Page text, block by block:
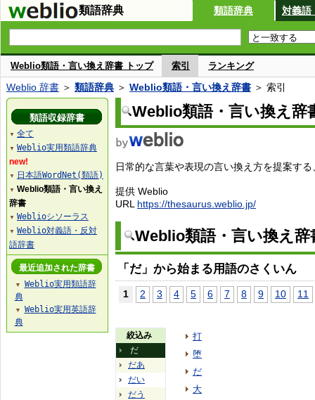
類語辞典 類語辞典 対義語
Weblio類語・言い換え辞書 トップ 索引 ランキング
Weblio 辞書 ＞ 類語辞典 ＞ Weblio類語・言い換え辞書 ＞ 索引
Weblio類語・言い換え辞
日常的な言葉や表現の言い換え方を提案す
提供 Weblio
URL https://thesaurus.weblio.jp/
Weblio類語・言い換え
「だ」から始まる用語のさくいん
1 2 3 4 5 6 7 8 9 10 11
絞込み
だ
だあ
だい
だう
打
堕
だ
大
類語収録辞書
▼ 全て
▼ Weblio実用類語辞典
new!
▼ 日本語WordNet(類語)
▼ Weblio類語・言い換え
辞書
▼ Weblioシソーラス
▼ Weblio対義語・反対
語辞書
最近追加された辞書
▼
Weblio実用類語辞
典
▼
Weblio実用英語辞
典